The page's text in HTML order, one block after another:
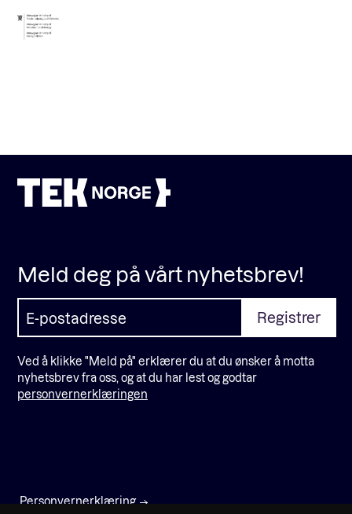
Meld deg på vårt nyhetsbrev!
Ved å klikke "Meld på" erklærer du at du ønsker å motta
nyhetsbrev fra oss, og at du har lest og godtar
personvernerklæringen
Personvernerklæring